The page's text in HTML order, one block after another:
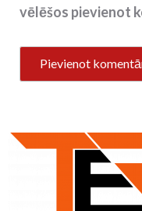
vēlēšos pievienot